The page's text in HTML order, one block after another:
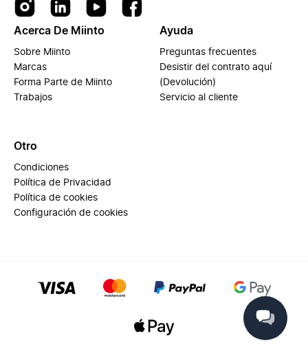
Acerca De Miinto
Sobre Miinto
Marcas
Forma Parte de Miinto
Trabajos
Ayuda
Preguntas frecuentes
Desistir del contrato aquí
(Devolución)
Servicio al cliente
Otro
Condiciones
Política de Privacidad
Política de cookies
Configuración de cookies